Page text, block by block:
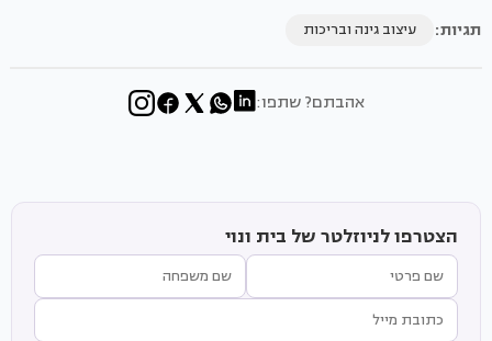
תגיות: עיצוב גינה ובריכות
אהבתם? שתפו:
הצטרפו לניוזלטר של בית ונוי